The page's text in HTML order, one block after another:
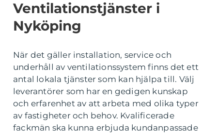
Ventilationstjänster i
Nyköping
När det gäller installation, service och
underhåll av ventilationssystem finns det ett
antal lokala tjänster som kan hjälpa till. Välj
leverantörer som har en gedigen kunskap
och erfarenhet av att arbeta med olika typer
av fastigheter och behov. Kvalificerade
fackmän ska kunna erbjuda kundanpassade